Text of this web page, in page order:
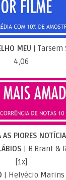
MEU | Tarsem
4,06
AS PIORES
| B.Brant &
[1x]
| Helvécio Marins